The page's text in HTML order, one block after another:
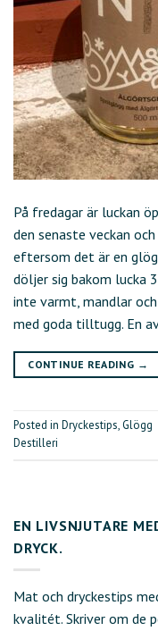
På fredagar är luckan
den senaste veckan
eftersom det är en
döljer sig bakom lucka
inte varmt, mandlar
med goda tilltugg. En
CONTINUE READING →
Posted in Dryckestips,Glögg
Destilleri
EN LIVSNJUTARE
DRYCK.
Mat och dryckestips
kvalitét. Skriver om de